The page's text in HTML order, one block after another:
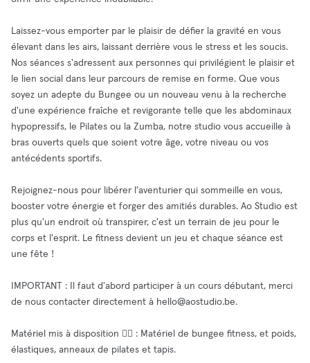
Laissez-vous emporter par le plaisir de défier la gravité en vous
élevant dans les airs, laissant derrière vous le stress et les soucis.
Nos séances s'adressent aux personnes qui privilégient le plaisir et
le lien social dans leur parcours de remise en forme. Que vous
soyez un adepte du Bungee ou un nouveau venu à la recherche
d'une expérience fraîche et revigorante telle que les abdominaux
hypopressifs, le Pilates ou la Zumba, notre studio vous accueille à
bras ouverts quels que soient votre âge, votre niveau ou vos
antécédents sportifs.
Rejoignez-nous pour libérer l'aventurier qui sommeille en vous,
booster votre énergie et forger des amitiés durables. Ao Studio est
plus qu'un endroit où transpirer, c'est un terrain de jeu pour le
corps et l'esprit. Le fitness devient un jeu et chaque séance est
une fête !
IMPORTANT : Il faut d'abord participer à un cours débutant, merci
de nous contacter directement à hello@aostudio.be.
Matériel mis à disposition 🧘‍♂️ : Matériel de bungee fitness, et poids,
élastiques, anneaux de pilates et tapis.